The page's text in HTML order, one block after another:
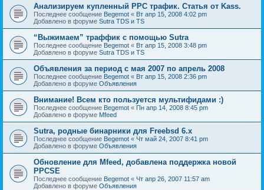
Анализируем купленный PPC трафик. Статья от Kass.
Последнее сообщение Begemot « Вт апр 15, 2008 4:02 pm
Добавлено в форуме Sutra TDS и TS
“Выжимаем” траффик с помощью Sutra
Последнее сообщение Begemot « Вт апр 15, 2008 3:48 pm
Добавлено в форуме Sutra TDS и TS
Объявления за период с мая 2007 по апрель 2008
Последнее сообщение Begemot « Вт апр 15, 2008 2:36 pm
Добавлено в форуме Объявления
Внимание! Всем кто пользуется мультифидами :)
Последнее сообщение Begemot « Пн апр 14, 2008 8:45 pm
Добавлено в форуме Mfeed
Sutra, родные бинарники для Freebsd 6.x
Последнее сообщение Begemot « Чт май 24, 2007 8:41 pm
Добавлено в форуме Объявления
Обновление для Mfeed, добавлена поддержка новой
PPCSE
Последнее сообщение Begemot « Чт апр 26, 2007 11:57 am
Добавлено в форуме Объявления